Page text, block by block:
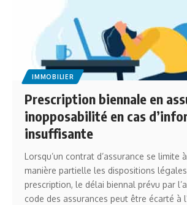
IMMOBILIER
Prescription biennale en
inopposabilité en cas
insuffisante
Lorsqu’un contrat d’assurance se limite
manière partielle les dispositions
prescription, le délai biennal prévu par
code des assurances peut être écarté à